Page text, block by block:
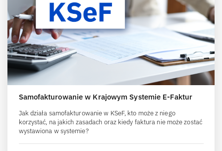
Samofakturowanie w Krajowym Systemie E-Faktur
Jak działa samofakturowanie w KSeF, kto może z niego
korzystać, na jakich zasadach oraz kiedy faktura nie może zostać
wystawiona w systemie?